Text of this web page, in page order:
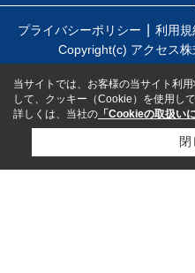
プライバシーポリシー 利用規
Copyright(c) アクセス
当サイトでは、お客様の当サイト利
して、クッキー（Cookie）を使用して
詳しくは、当社の 「Cookieの取扱い
閉